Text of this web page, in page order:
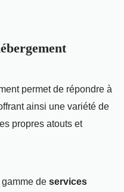
permet de répondre à
ainsi une variété de
propres atouts et
de services